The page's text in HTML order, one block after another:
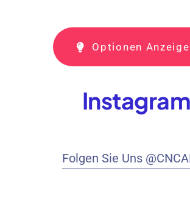
Optionen
Instagram
Folgen Sie Uns